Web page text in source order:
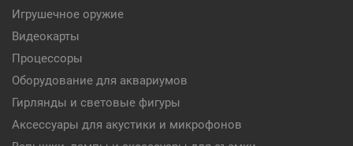
Игрушечное оружие
Видеокарты
Процессоры
Оборудование для аквариумов
Гирлянды и световые фигуры
Аксессуары для акустики и микрофонов